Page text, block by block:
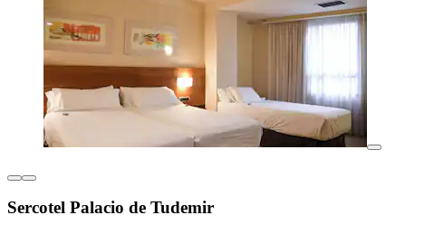
Sercotel Palacio de Tudemir